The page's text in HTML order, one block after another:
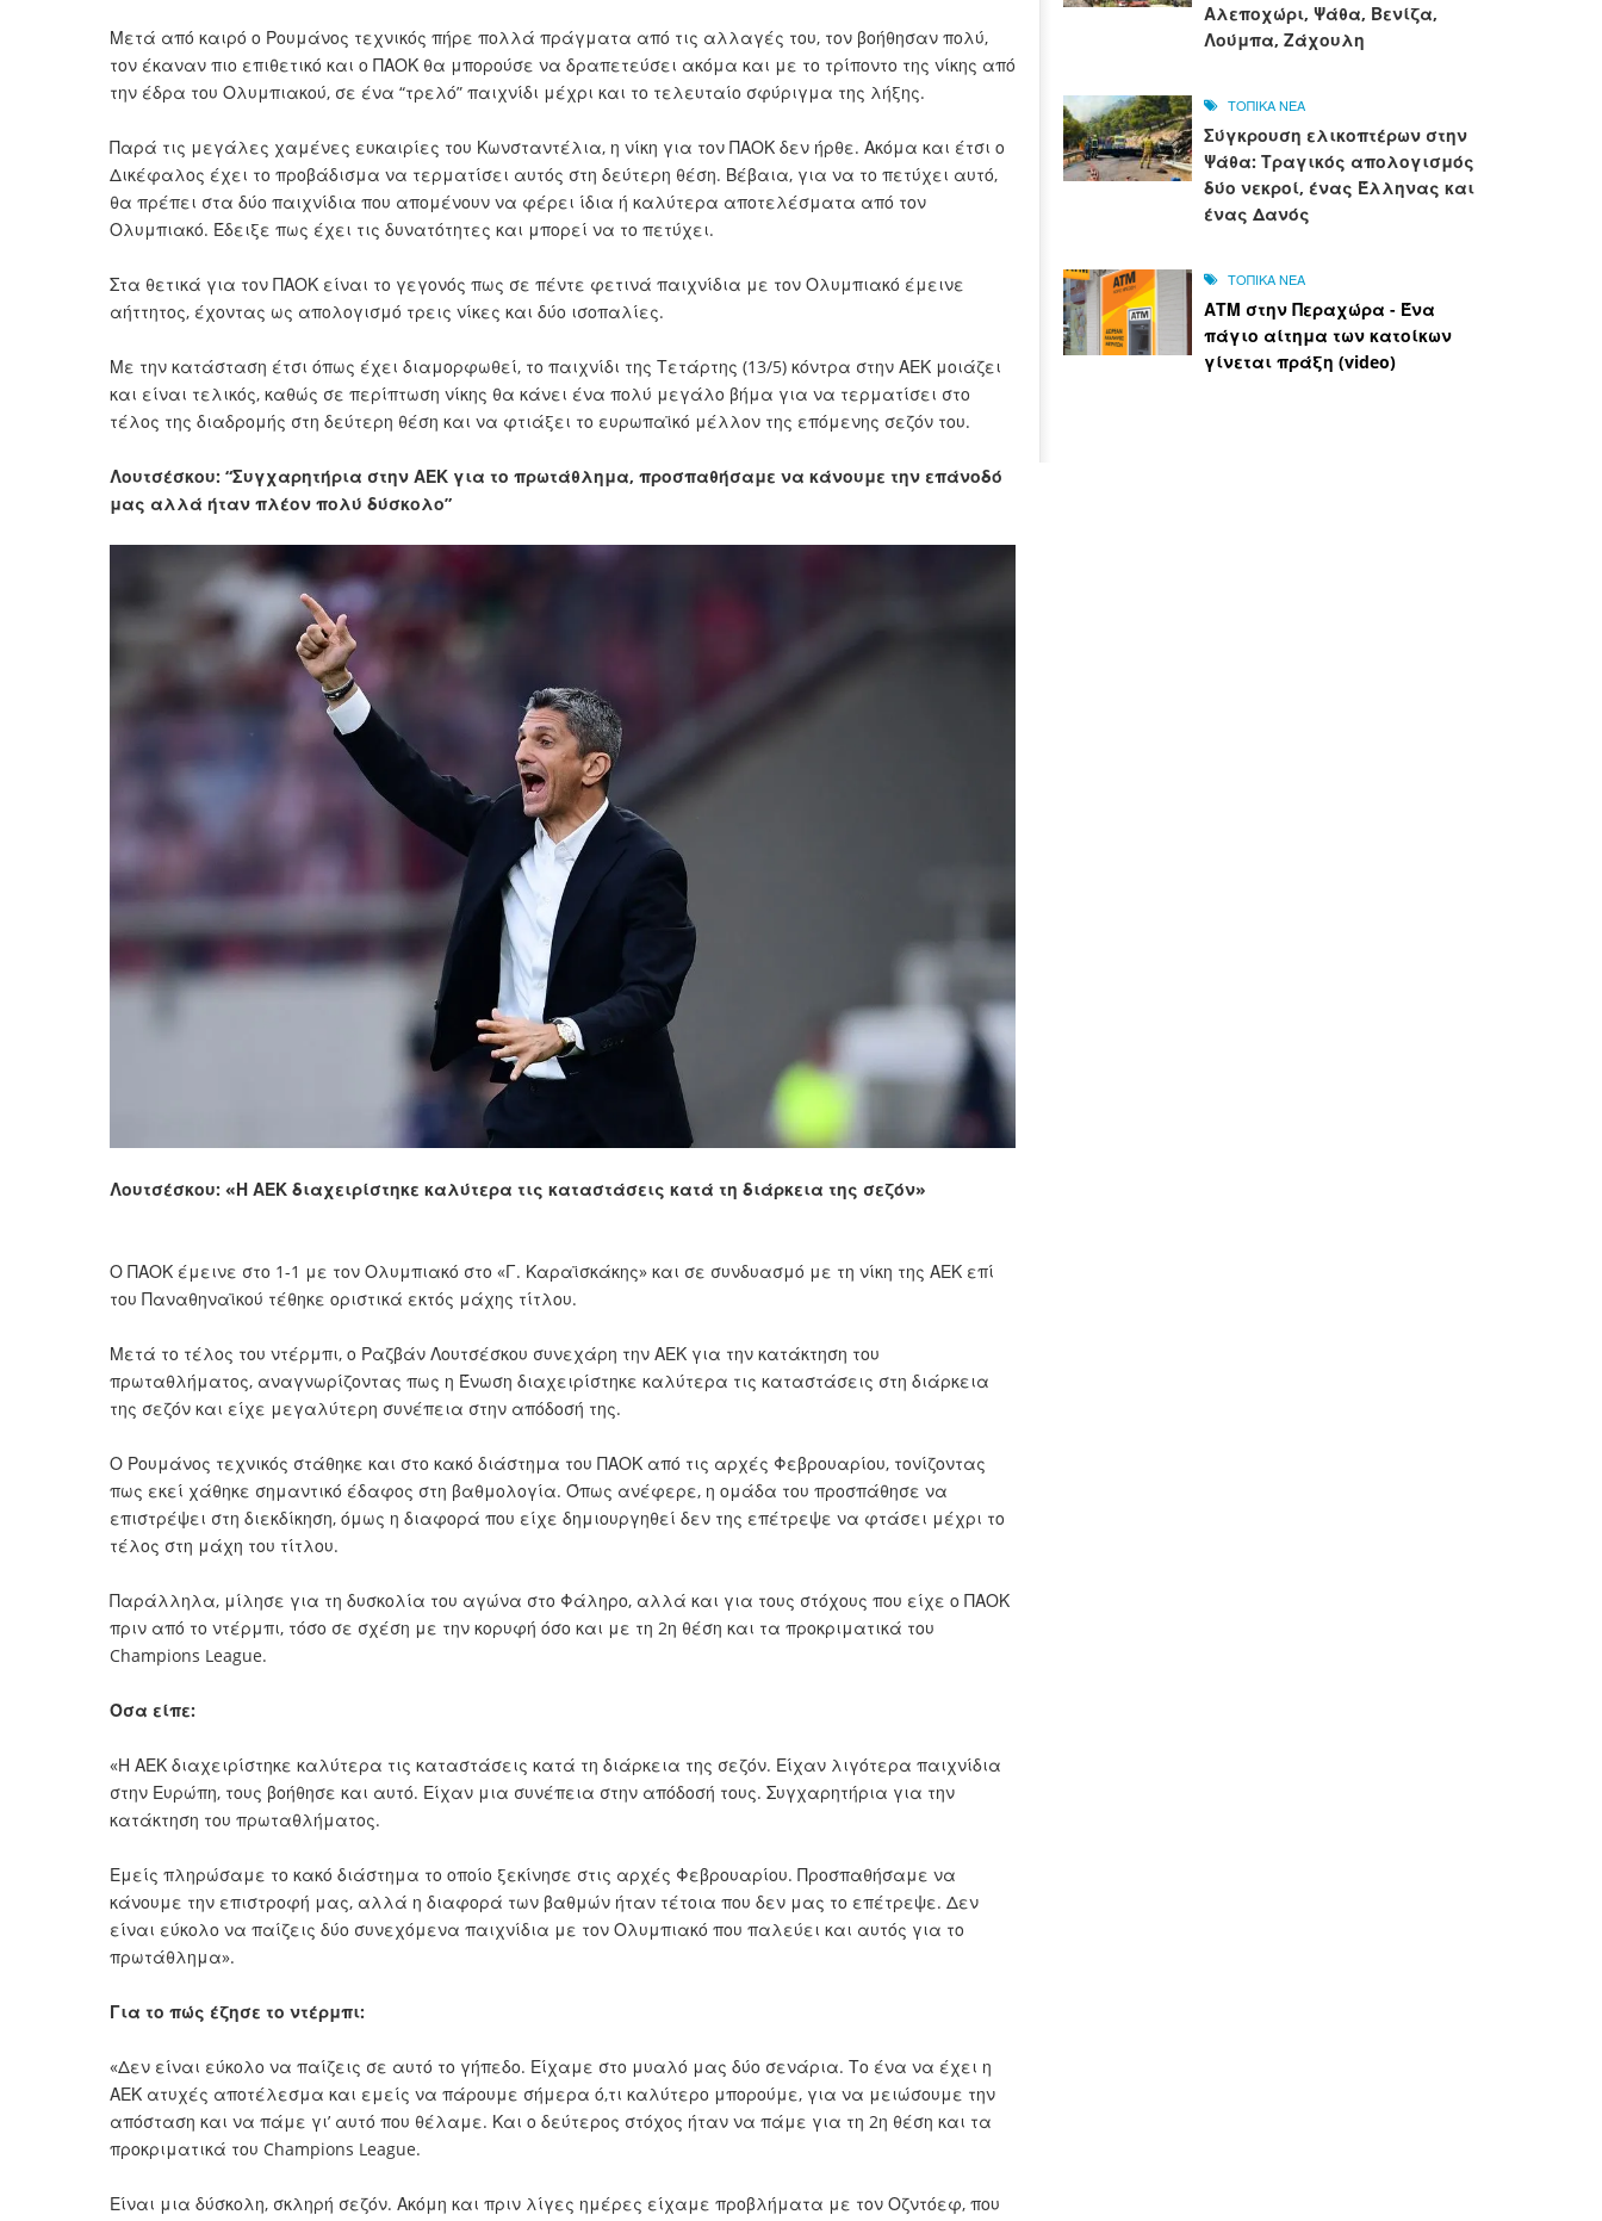
Μετά από καιρό ο Ρουμάνος τεχνικός πήρε πολλά πράγματα από τις αλλαγές του, τον βοήθησαν πολύ,
τον έκαναν πιο επιθετικό και ο ΠΑΟΚ θα μπορούσε να δραπετεύσει ακόμα και με το τρίποντο της νίκης από
την έδρα του Ολυμπιακού, σε ένα “τρελό” παιχνίδι μέχρι και το τελευταίο σφύριγμα της λήξης.
Παρά τις μεγάλες χαμένες ευκαιρίες του Κωνσταντέλια, η νίκη για τον ΠΑΟΚ δεν ήρθε. Ακόμα και έτσι ο
Δικέφαλος έχει το προβάδισμα να τερματίσει αυτός στη δεύτερη θέση. Βέβαια, για να το πετύχει αυτό,
θα πρέπει στα δύο παιχνίδια που απομένουν να φέρει ίδια ή καλύτερα αποτελέσματα από τον
Ολυμπιακό. Έδειξε πως έχει τις δυνατότητες και μπορεί να το πετύχει.
Στα θετικά για τον ΠΑΟΚ είναι το γεγονός πως σε πέντε φετινά παιχνίδια με τον Ολυμπιακό έμεινε
αήττητος, έχοντας ως απολογισμό τρεις νίκες και δύο ισοπαλίες.
Με την κατάσταση έτσι όπως έχει διαμορφωθεί, το παιχνίδι της Τετάρτης (13/5) κόντρα στην ΑΕΚ μοιάζει
και είναι τελικός, καθώς σε περίπτωση νίκης θα κάνει ένα πολύ μεγάλο βήμα για να τερματίσει στο
τέλος της διαδρομής στη δεύτερη θέση και να φτιάξει το ευρωπαϊκό μέλλον της επόμενης σεζόν του.
Λουτσέσκου: “Συγχαρητήρια στην ΑΕΚ για το πρωτάθλημα, προσπαθήσαμε να κάνουμε την επάνοδό
μας αλλά ήταν πλέον πολύ δύσκολο”
Λουτσέσκου: «Η ΑΕΚ διαχειρίστηκε καλύτερα τις καταστάσεις κατά τη διάρκεια της σεζόν»
Ο ΠΑΟΚ έμεινε στο 1-1 με τον Ολυμπιακό στο «Γ. Καραϊσκάκης» και σε συνδυασμό με τη νίκη της ΑΕΚ επί
του Παναθηναϊκού τέθηκε οριστικά εκτός μάχης τίτλου.
Μετά το τέλος του ντέρμπι, ο Ραζβάν Λουτσέσκου συνεχάρη την ΑΕΚ για την κατάκτηση του
πρωταθλήματος, αναγνωρίζοντας πως η Ένωση διαχειρίστηκε καλύτερα τις καταστάσεις στη διάρκεια
της σεζόν και είχε μεγαλύτερη συνέπεια στην απόδοσή της.
Ο Ρουμάνος τεχνικός στάθηκε και στο κακό διάστημα του ΠΑΟΚ από τις αρχές Φεβρουαρίου, τονίζοντας
πως εκεί χάθηκε σημαντικό έδαφος στη βαθμολογία. Όπως ανέφερε, η ομάδα του προσπάθησε να
επιστρέψει στη διεκδίκηση, όμως η διαφορά που είχε δημιουργηθεί δεν της επέτρεψε να φτάσει μέχρι το
τέλος στη μάχη του τίτλου.
Παράλληλα, μίλησε για τη δυσκολία του αγώνα στο Φάληρο, αλλά και για τους στόχους που είχε ο ΠΑΟΚ
πριν από το ντέρμπι, τόσο σε σχέση με την κορυφή όσο και με τη 2η θέση και τα προκριματικά του
Champions League.
Όσα είπε:
«Η ΑΕΚ διαχειρίστηκε καλύτερα τις καταστάσεις κατά τη διάρκεια της σεζόν. Είχαν λιγότερα παιχνίδια
στην Ευρώπη, τους βοήθησε και αυτό. Είχαν μια συνέπεια στην απόδοσή τους. Συγχαρητήρια για την
κατάκτηση του πρωταθλήματος.
Εμείς πληρώσαμε το κακό διάστημα το οποίο ξεκίνησε στις αρχές Φεβρουαρίου. Προσπαθήσαμε να
κάνουμε την επιστροφή μας, αλλά η διαφορά των βαθμών ήταν τέτοια που δεν μας το επέτρεψε. Δεν
είναι εύκολο να παίζεις δύο συνεχόμενα παιχνίδια με τον Ολυμπιακό που παλεύει και αυτός για το
πρωτάθλημα».
Για το πώς έζησε το ντέρμπι:
«Δεν είναι εύκολο να παίζεις σε αυτό το γήπεδο. Είχαμε στο μυαλό μας δύο σενάρια. Το ένα να έχει η
ΑΕΚ ατυχές αποτέλεσμα και εμείς να πάρουμε σήμερα ό,τι καλύτερο μπορούμε, για να μειώσουμε την
απόσταση και να πάμε γι’ αυτό που θέλαμε. Και ο δεύτερος στόχος ήταν να πάμε για τη 2η θέση και τα
προκριματικά του Champions League.
Είναι μια δύσκολη, σκληρή σεζόν. Ακόμη και πριν λίγες ημέρες είχαμε προβλήματα με τον Οζντόεφ, που
Αλεποχώρι, Ψάθα, Βενίζα,
Λούμπα, Ζάχουλη
ΤΟΠΙΚΑ ΝΕΑ
Σύγκρουση ελικοπτέρων στην
Ψάθα: Τραγικός απολογισμός
δύο νεκροί, ένας Έλληνας και
ένας Δανός
ΤΟΠΙΚΑ ΝΕΑ
ΑΤΜ στην Περαχώρα - Ένα
πάγιο αίτημα των κατοίκων
γίνεται πράξη (video)